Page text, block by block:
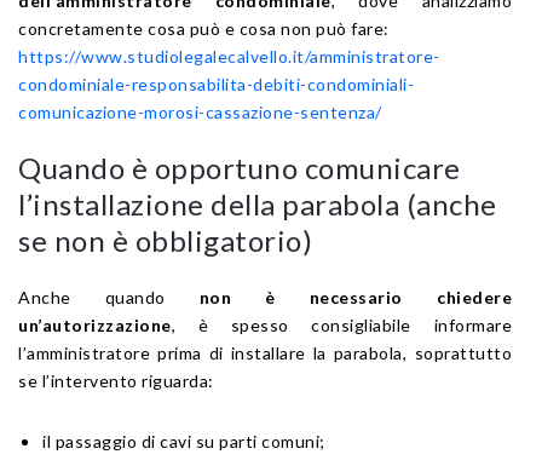
concretamente cosa può e cosa non può fare:
https://www.studiolegalecalvello.it/amministratore-
condominiale-responsabilita-debiti-condominiali-
comunicazione-morosi-cassazione-sentenza/
Quando è opportuno comunicare
l’installazione della parabola (anche
se non è obbligatorio)
Anche quando non è necessario chiedere
un’autorizzazione, è spesso consigliabile informare
l’amministratore prima di installare la parabola, soprattutto
se l’intervento riguarda:
il passaggio di cavi su parti comuni;